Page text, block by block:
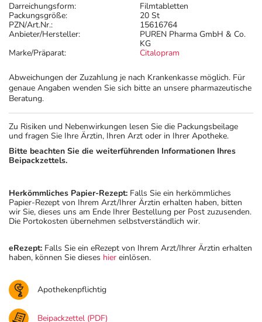
Darreichungsform:
Filmtabletten
Packungsgröße:
20 St
PZN/Art.Nr.:
15616764
Anbieter/Hersteller:
PUREN Pharma GmbH & Co.
KG
Marke/Präparat:
Citalopram
Abweichungen der Zuzahlung je nach Krankenkasse möglich. Für
genaue Angaben wenden Sie sich bitte an unsere pharmazeutische
Beratung.
Zu Risiken und Nebenwirkungen lesen Sie die Packungsbeilage
und fragen Sie Ihre Ärztin, Ihren Arzt oder in Ihrer Apotheke.
Bitte beachten Sie die weiterführenden Informationen Ihres
Beipackzettels.
Herkömmliches Papier-Rezept: Falls Sie ein herkömmliches
Papier-Rezept von Ihrem Arzt/Ihrer Ärztin erhalten haben, bitten
wir Sie, dieses uns am Ende Ihrer Bestellung per Post zuzusenden.
Die Portokosten übernehmen selbstverständlich wir.
eRezept: Falls Sie ein eRezept von Ihrem Arzt/Ihrer Ärztin erhalten
haben, können Sie dieses hier einlösen.
Apothekenpflichtig
Beipackzettel (PDF)